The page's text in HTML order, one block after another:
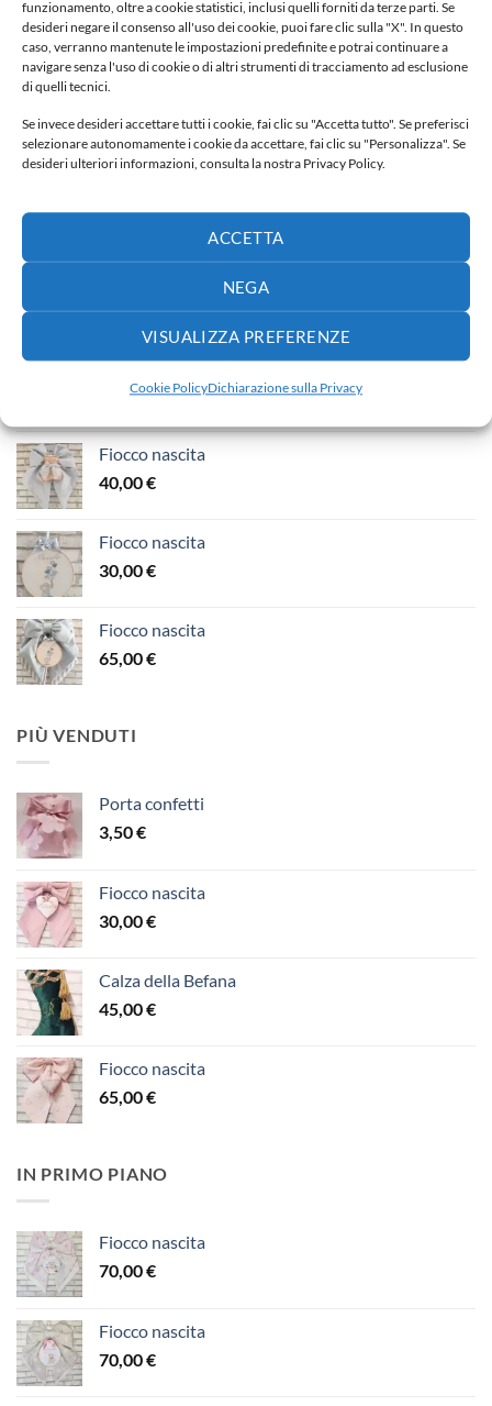
funzionamento, oltre a cookie statistici, inclusi quelli forniti da terze parti. Se
desideri negare il consenso all'uso dei cookie, puoi fare clic sulla "X". In questo
caso, verranno mantenute le impostazioni predefinite e potrai continuare a
navigare senza l'uso di cookie o di altri strumenti di tracciamento ad esclusione
di quelli tecnici.
Se invece desideri accettare tutti i cookie, fai clic su "Accetta tutto". Se preferisci
selezionare autonomamente i cookie da accettare, fai clic su "Personalizza". Se
desideri ulteriori informazioni, consulta la nostra Privacy Policy.
ACCETTA
NEGA
VISUALIZZA PREFERENZE
Cookie PolicyDichiarazione sulla Privacy
FIOCCO NASCITA
Fiocco nascita
50,00€
desideri
FIOCCO NASCITA
Fiocco nascita
70,00€
desideri
Fiocco nascita
65,00€
Fiocco nascita
40,00€
Fiocco nascita
30,00€
Fiocco nascita
65,00€
PIÙ VENDUTI
Porta confetti
3,50€
Fiocco nascita
30,00€
Calza della Befana
45,00€
Fiocco nascita
65,00€
IN PRIMO PIANO
Fiocco nascita
70,00€
Fiocco nascita
70,00€